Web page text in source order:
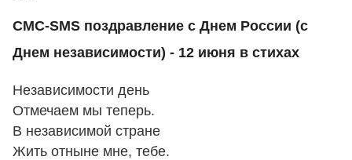
СМС-SMS поздравление с Днем России (с
Днем независимости) - 12 июня в стихах
Независимости день
Отмечаем мы теперь.
В независимой стране
Жить отныне мне, тебе.